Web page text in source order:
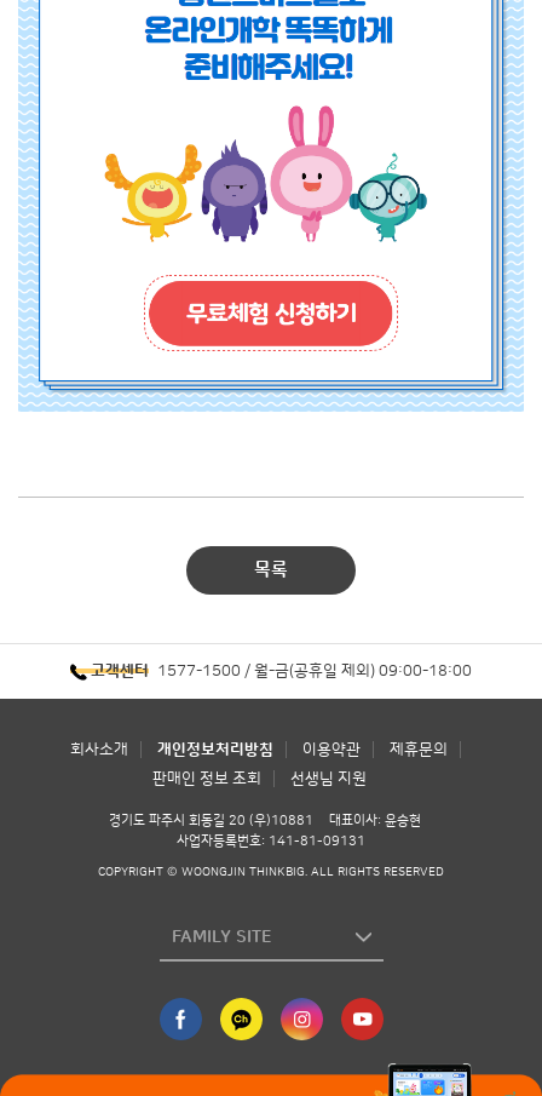
목록
고객센터 1577-1500 / 월-금(공휴일 제외) 09:00-18:00
회사소개 개인정보처리방침 이용약관
제휴문의
판매인 정보 조회
선생님 지원
경기도 파주시 회동길 20 (우)10881
대표이사: 윤승현
사업자등록번호: 141-81-09131
COPYRIGHT © WOONGJIN THINKBIG. ALL RIGHTS RESERVED
FAMILY SITE